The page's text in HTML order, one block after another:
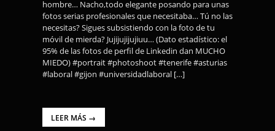
hombre… Nacho,todo elegante posando para unas
fotos serias profesionales que necesitaba… Tú no las
necesitas? Sigues subsistiendo con la foto de tu
móvil de mierda? Jujijujijujiuu… (Dato estadístico: el
95% de las fotos de perfil de Linkedin dan MUCHO
MIEDO) #portrait #photoshoot #tenerife #asturias
#laboral #gijon #universidadlaboral […]
LEER MÁS →